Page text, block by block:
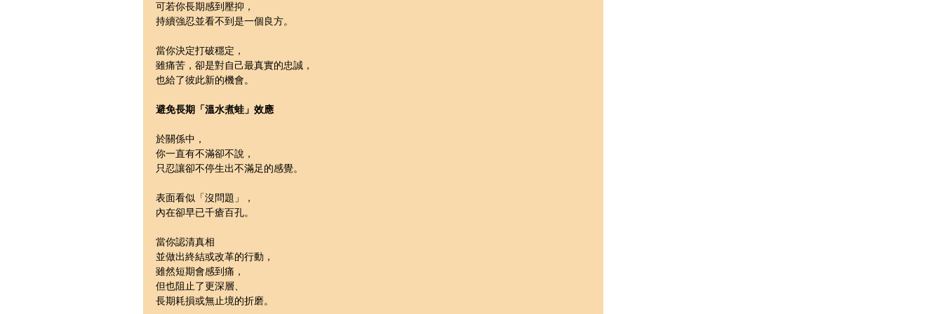
可若你長期感到壓抑，
持續強忍並看不到是一個良方。
當你決定打破穩定，
雖痛苦，卻是對自己最真實的忠誠，
也給了彼此新的機會。
避免長期「溫水煮蛙」效應
於關係中，
你一直有不滿卻不說，
只忍讓卻不停生出不滿足的感覺。
表面看似「沒問題」，
內在卻早已千瘡百孔。
當你認清真相
並做出終結或改革的行動，
雖然短期會感到痛，
但也阻止了更深層、
長期耗損或無止境的折磨。